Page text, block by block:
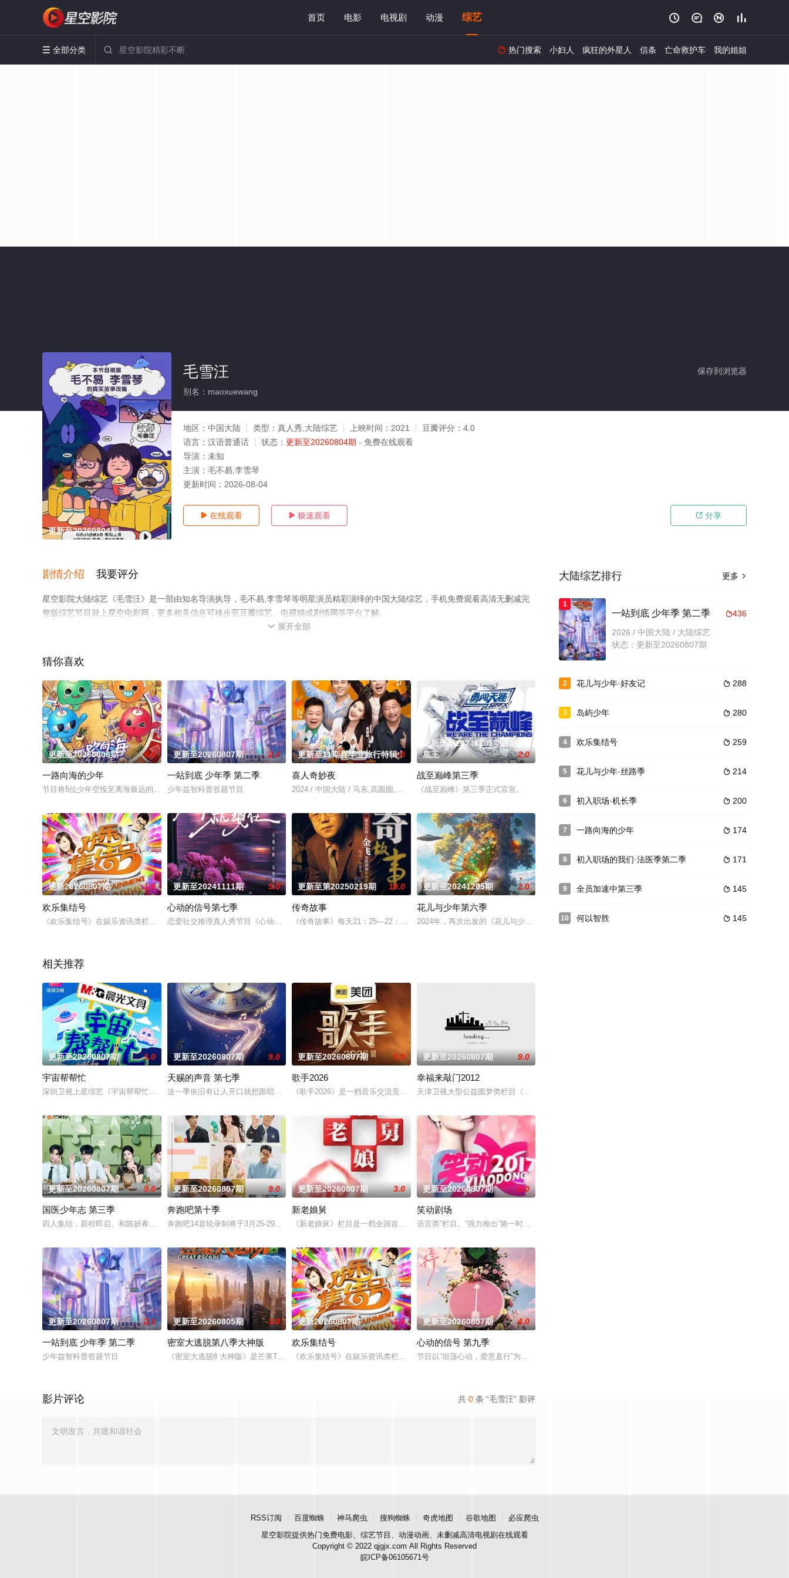
首页 电影 电视剧 动漫 综艺    
 全部分类   热门搜索 小妇人 疯狂的外星人 信条 亡命救护车 我的姐姐
更新至20260804期
保存到浏览器
毛雪汪
别名：maoxuewang
地区： 中国大陆 类型： 真人秀,大陆综艺 上映时间： 2021 豆瓣评分： 4.0
语言： 汉语普通话 状态： 更新至20260804期 - 免费在线观看
导演： 未知
主演： 毛不易,李雪琴
更新时间： 2026-08-04
 在线观看  极速观看  分享
剧情介绍 我要评分
星空影院大陆综艺《毛雪汪》是一部由知名导演执导，毛不易,李雪琴等明星演员精彩演绎的中国大陆综艺，手机免费观看高清无删减完
整版综艺节目就上星空电影网，更多相关信息可移步至豆瓣综艺、电视猫或剧情网等平台了解。
 展开全部
猜你喜欢
更新至20260806期 4.0
一路向海的少年
节目将5位少年空投至离海最远的大陆腹地，他们只有一辆车和一车椰子们，通过在途径补给站完成挑战任务，获取里程盲盒，一路向海，最终解锁终极目
更新至20260807期 2.0
一站到底 少年季 第二季
少年益智科普答题节目
更新至11期喜毕业旅行特辑3.0
喜人奇妙夜
2024 / 中国大陆 / 马东,高圆圆,黄渤,贾冰,秦昊,金靖,宋木子
更新至第20241101期峡谷垫
底王
2.0
战至巅峰第三季
《战至巅峰》第三季正式官宣。
更新20260807期 1.0
欢乐集结号
《欢乐集结号》在娱乐资讯类栏目中一枝独秀，领跑全国，是辽宁卫视唯一一档以报道娱乐动态、解读文化现象、重温经典作品为内容的专题栏目。以东北
更新至20241111期 5.0
心动的信号第七季
恋爱社交推理真人秀节目《心动的信号 第七季》，本季推出全新“多城心动，为爱奔赴”概念，聚焦大湾区城市群，邀请12位身份背景各不相同的素人
更新至第20250219期 10.0
传奇故事
《传奇故事》每天21：25—22：00在江西卫视准时播出，周一至周日每天30分钟。节目口号为“每天一个故事，纵览天下传奇” 《传奇故事》
更新至20241205期 2.0
花儿与少年第六季
2024年，再次出发的《花儿与少年》将继续开启“一带一路”国家的游学体验，节目将邀请九位不同年龄嘉宾组
相关推荐
更新至20260807期 1.0
宇宙帮帮忙
深圳卫视上星综艺《宇宙帮帮忙》是一档以文具快闪店为场景的真人秀。
更新至20260807期 9.0
天赐的声音 第七季
这一季依旧有让人开口就想跟唱的歌，有意想不到的合作搭档，更有看完会忍不住反复回味的舞台。
更新至20260807期 5.0
歌手2026
《歌手2026》是一档音乐交流竞技节目。节目集结全球实力唱将，在每周的直播比拼中高能开唱，演绎各国音乐风情、展现各自文化底蕴，以超水
更新至20260807期 9.0
幸福来敲门2012
天津卫视大型公益圆梦类栏目《幸福来敲门》，每期节目请出4位嘉宾说出自己幸福心愿,心愿中包含各种公益
更新至20260807期 9.0
国医少年志 第三季
四人集结，新程即启。和陈妍希、夏之光、高卿尘、李雅娟一起，走进中医的万千世界，从草木到经络，从领悟到亲手实践。
更新至20260807期 9.0
奔跑吧第十季
奔跑吧14首轮录制将于3月25-29日开启
更新至20260807期 3.0
新老娘舅
《新老娘舅》栏目是一档全国首创的调解类谈话节目，由新娱乐和上海市司法局联合制作。节目以调解百姓纠纷、营造和谐社会为宗旨，用老百姓
更新至20260807期 5.0
笑动剧场
语言类”栏目。“强力推出”第一时段，独创“幽默评书”打造北京风格，“坚守稳固”第二时段，坚持有“亲和力”的专
更新至20260807期 2.0
一站到底 少年季 第二季
少年益智科普答题节目
更新至20260805期 3.0
密室大逃脱第八季大神版
《密室大逃脱8 大神版》是芒果TV超大型密室逃脱真人秀《密室大逃脱》的官方定制衍生节目。节目邀请大神玩家进入全封闭的未知密室，根据线索进
更新20260807期 1.0
欢乐集结号
《欢乐集结号》在娱乐资讯类栏目中一枝独秀，领跑全国，是辽宁卫视唯一一档以报道娱乐动态、解读文化现象、重温经典作品为内容的专题栏目
更新至20260807期 4.0
心动的信号 第九季
节目以“坦荡心动，爱意直行”为核心主题，聚焦真诚直白的新式恋爱，告别无效拉扯，走进心动小屋，见证单
共 0 条 “毛雪汪” 影评
影片评论
更多 
大陆综艺排行
1
436
一站到底 少年季 第二季
2026 / 中国大陆 / 大陆综艺
状态：更新至20260807期
2  288
花儿与少年·好友记
3  280
岛屿少年
4  259
欢乐集结号
5  214
花儿与少年·丝路季
6  200
初入职场·机长季
7  174
一路向海的少年
8  171
初入职场的我们·法医季第二季
9  145
全员加速中第三季
10  145
何以智胜
RSS订阅 百度蜘蛛 神马爬虫 搜狗蜘蛛 奇虎地图 谷歌地图
必应爬虫
星空影院提供热门免费电影、综艺节目、动漫动画、未删减高清电视剧在线观看
Copyright © 2022 qjgjx.com All Rights Reserved
皖ICP备06105671号